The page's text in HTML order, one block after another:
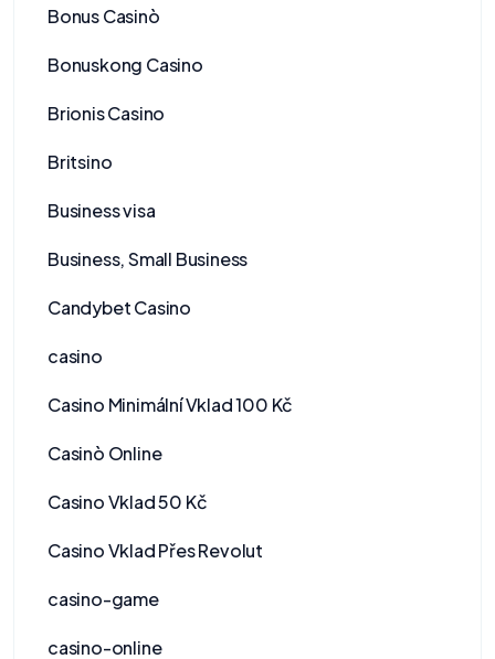
Bonus Casinò
Bonuskong Casino
Brionis Casino
Britsino
Business visa
Business, Small Business
Candybet Casino
casino
Casino Minimální Vklad 100 Kč
Casinò Online
Casino Vklad 50 Kč
Casino Vklad Přes Revolut
casino-game
casino-online